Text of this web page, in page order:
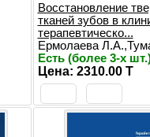
Восстановление
тканей зубов в
терапевтическо...
Ермолаева
Есть (более 3-х
Цена: 2310.00 T